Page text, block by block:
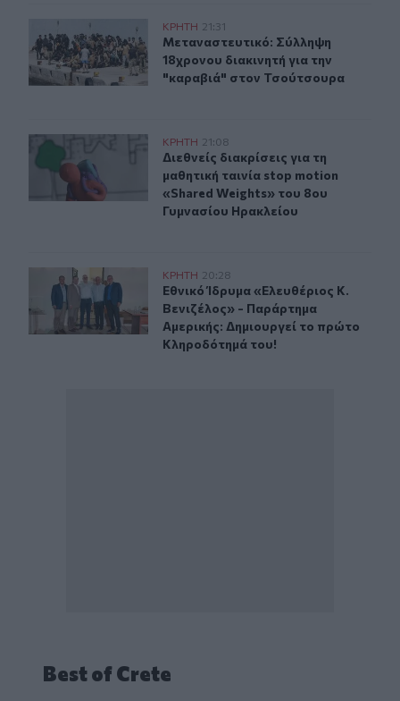
Μεταναστευτικό: Σύλληψη 18χρονου διακινητή για
ΚΡΗΤΗ 21:31
Μεταναστευτικό: Σύλληψη
Μεταναστευτικό: Σύλληψη
18χρονου διακινητή για την
"καραβιά" στον Τσούτσουρα
Διεθνείς διακρίσεις για τη μαθητική ταινία stop
ΚΡΗΤΗ 21:08
Διεθνείς διακρίσεις για τη
Διεθνείς διακρίσεις για τη
μαθητική ταινία stop motion
«Shared Weights» του 8ου
Γυμνασίου Ηρακλείου
Εθνικό Ίδρυμα «Ελευθέριος Κ. Βενιζέλος» -
ΚΡΗΤΗ 20:28
Εθνικό Ίδρυμα «Ελευθέριος Κ.
Εθνικό Ίδρυμα «Ελευθέριος Κ.
Βενιζέλος» - Παράρτημα
Αμερικής: Δημιουργεί το πρώτο
Κληροδότημά του!
Best of Crete